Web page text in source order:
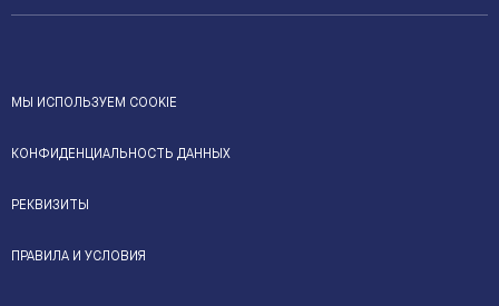
МЫ ИСПОЛЬЗУЕМ COOKIE
КОНФИДЕНЦИАЛЬНОСТЬ ДАННЫХ
РЕКВИЗИТЫ
ПРАВИЛА И УСЛОВИЯ